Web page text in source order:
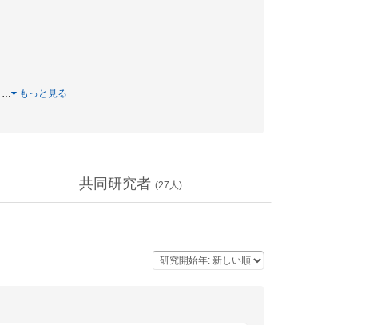
… もっと見る
共同研究者 (27 人)